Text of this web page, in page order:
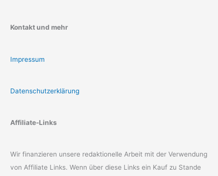
Kontakt und mehr
Impressum
Datenschutzerklärung
Affiliate-Links
Wir finanzieren unsere redaktionelle Arbeit mit der Verwendung
von Affiliate Links. Wenn über diese Links ein Kauf zu Stande